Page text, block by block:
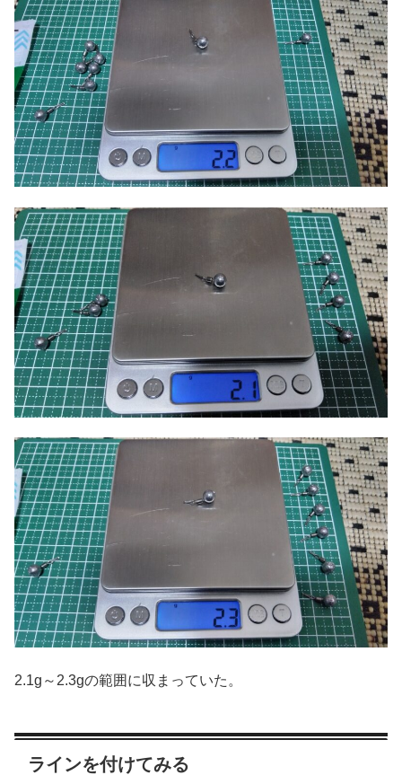
2.1g～2.3gの範囲に収まっていた。
ラインを付けてみる